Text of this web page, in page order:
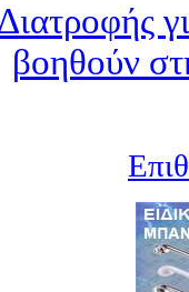
βοηθούν